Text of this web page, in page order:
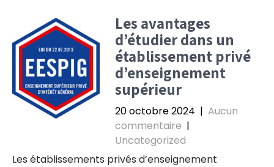
Les avantages
d’étudier dans un
établissement privé
d’enseignement
supérieur
20 octobre 2024 | Aucun
commentaire |
Uncategorized
Les établissements privés d’enseignement